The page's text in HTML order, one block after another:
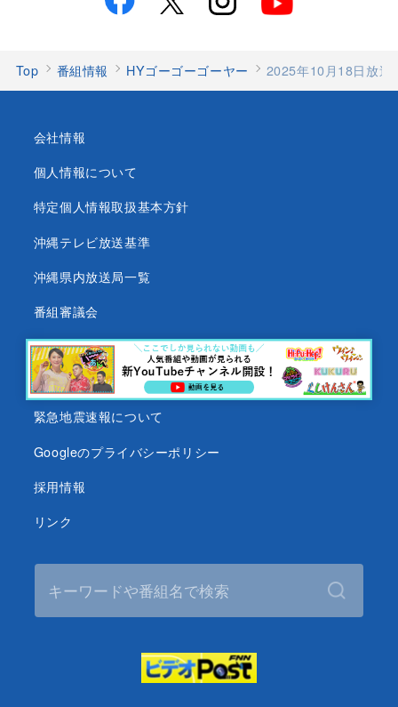
Top 番組情報 HYゴーゴーゴーヤー 2025年10月18日放
会社情報
個人情報について
特定個人情報取扱基本方針
沖縄テレビ放送基準
沖縄県内放送局一覧
番組審議会
沖縄テレビ名義の後援依頼について
テレビ視聴データについて
緊急地震速報について
Googleのプライバシーポリシー
採用情報
リンク